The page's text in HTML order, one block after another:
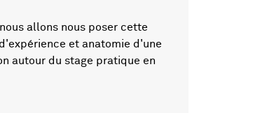
allons nous poser cette
et anatomie d'une
autour du stage pratique en